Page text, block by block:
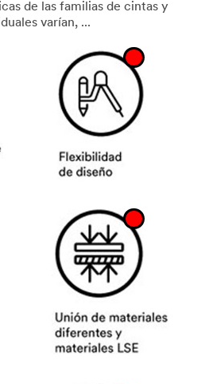
de las familias de cintas y
varían, ...